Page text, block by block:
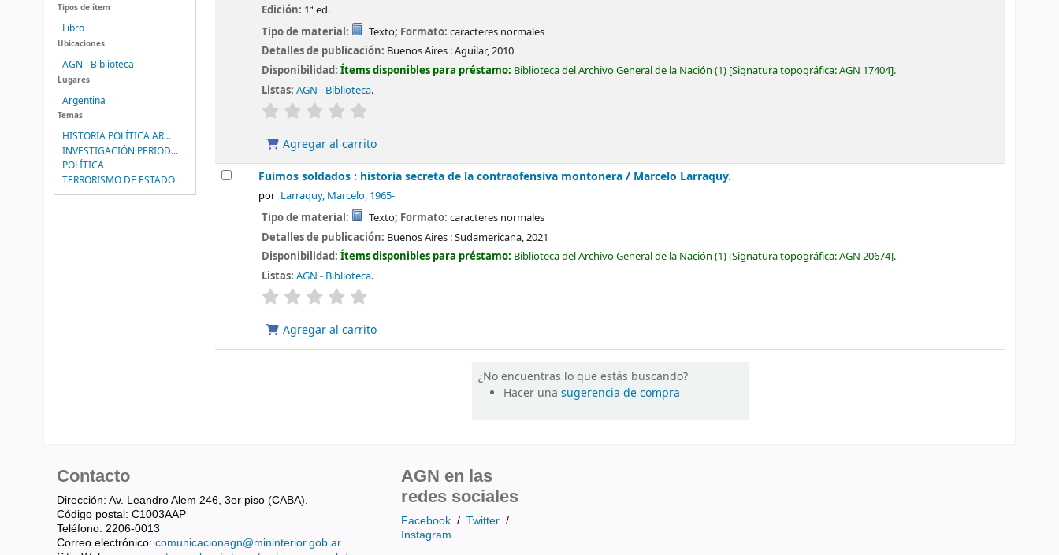
Tipos de ítem
Libro
Ubicaciones
AGN - Biblioteca
Lugares
Argentina
Temas
HISTORIA POLÍTICA AR...
INVESTIGACIÓN PERIOD...
POLÍTICA
TERRORISMO DE ESTADO
Edición: 1ª ed.
Tipo de material:
Texto; Formato: caracteres normales
Detalles de publicación: Buenos Aires :Aguilar,2010
Disponibilidad:Ítems disponibles para préstamo: Biblioteca del Archivo General de la Nación (1) Signatura topográfica:AGN 17404 .
Listas: AGN - Biblioteca.
valoración
Agregar al carrito
Fuimos soldados : historia secreta de la contraofensiva montonera / Marcelo Larraquy.
por Larraquy, Marcelo, 1965-
Tipo de material: Texto; Formato: caracteres normales
Detalles de publicación: Buenos Aires :Sudamericana,2021
Disponibilidad:Ítems disponibles para préstamo: Biblioteca del Archivo General de la Nación (1) Signatura topográfica:AGN 20674 .
Listas: AGN - Biblioteca.
valoración
Agregar al carrito
¿No encuentras lo que estás buscando?
Hacer unasugerencia de compra
Contacto
Dirección: Av. Leandro Alem 246, 3er piso (CABA).
Código postal: C1003AAP
Teléfono: 2206-0013
Correo electrónico: comunicacionagn@mininterior.gob.ar
AGN en las
redes sociales
Facebook / Twitter /
Instagram